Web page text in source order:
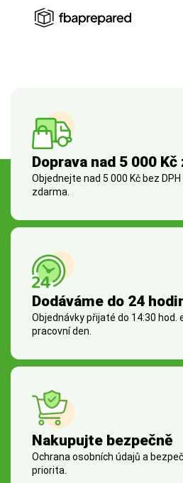
Doprava nad 5 000 Kč
Objednejte nad 5 000 Kč bez
zdarma.
Dodáváme do 24
Objednávky přijaté do 14:30
pracovní den.
Nakupujte bezpečně
Ochrana osobních údajů a
priorita.